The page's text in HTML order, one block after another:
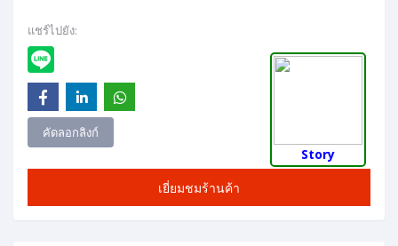
แชร์ไปยัง:
คัดลอกลิงก์
เยี่ยมชมร้านค้า
Story